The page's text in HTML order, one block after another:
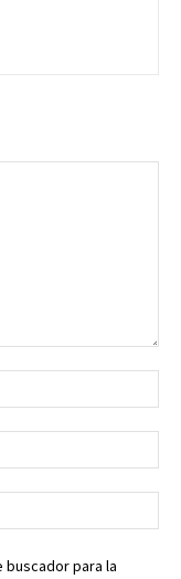
buscador para la